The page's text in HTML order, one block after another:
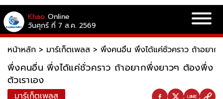
Khao Online
วันศุกร์ ที่ 7 ส.ค. 2569
หน้าหลัก > มาร์เก็ตเพลส > พึ่งคนอื่น พึ่งได้แค่ชั่วคราว ถ้าอยาก
พึ่งคนอื่น พึ่งได้แค่ชั่วคราว ถ้าอยากพึ่งยาวๆ ต้องพึ่ง
ตัวเราเอง
มาร์เก็ตเพลส